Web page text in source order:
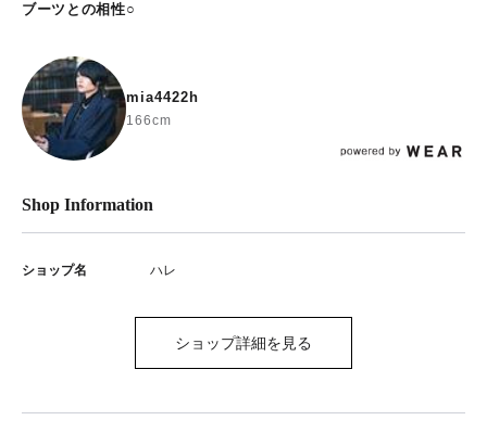
ブーツとの相性○
mia4422h
166cm
Shop Information
ショップ名 ハレ
ショップ詳細を見る